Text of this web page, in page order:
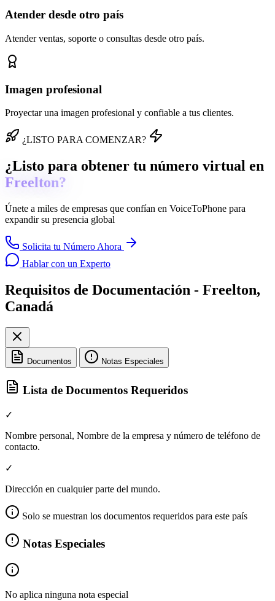
Atender desde otro país
Atender ventas, soporte o consultas desde otro país.
Imagen profesional
Proyectar una imagen profesional y confiable a tus clientes.
¿LISTO PARA COMENZAR?
¿Listo para obtener tu número virtual en
Freelton?
Únete a miles de empresas que confían en VoiceToPhone para
expandir su presencia global
Solicita tu Número Ahora
Hablar con un Experto
Requisitos de Documentación - Freelton,
Canadá
Documentos Notas Especiales
Lista de Documentos Requeridos
✓
Nombre personal, Nombre de la empresa y número de teléfono de
contacto.
✓
Dirección en cualquier parte del mundo.
Solo se muestran los documentos requeridos para este país
Notas Especiales
No aplica ninguna nota especial